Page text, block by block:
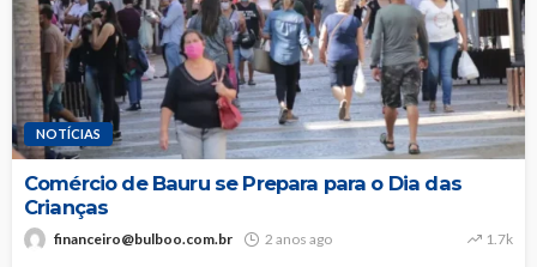
NOTÍCIAS
Comércio de Bauru se Prepara para o Dia das
Crianças
financeiro@bulboo.com.br 2 anos ago 1.7k